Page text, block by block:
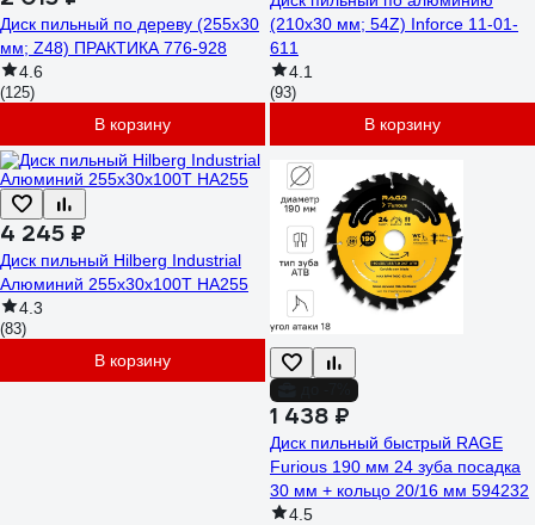
Диск пильный по дереву (255х30
мм; Z48) ПРАКТИКА 776-928
4.6
(125)
В корзину
(210х30 мм; 54Z) Inforce 11-01-
611
4.1
(93)
В корзину
4 245 ₽
Диск пильный Hilberg Industrial
Алюминий 255x30x100Т HA255
4.3
(83)
В корзину
1 438 ₽
Диск пильный быстрый RAGE
Furious 190 мм 24 зуба посадка
30 мм + кольцо 20/16 мм 594232
4.5